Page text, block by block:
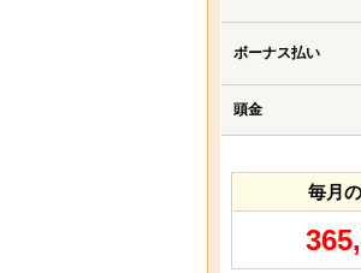
ボーナス払い
頭金
毎月